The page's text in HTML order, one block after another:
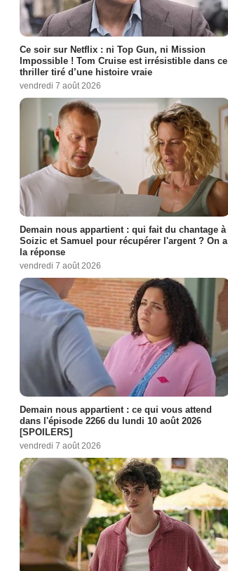
Ce soir sur Netflix : ni Top Gun, ni Mission
Impossible ! Tom Cruise est irrésistible dans ce
thriller tiré d’une histoire vraie
vendredi 7 août 2026
Demain nous appartient : qui fait du chantage à
Soizic et Samuel pour récupérer l'argent ? On a
la réponse
vendredi 7 août 2026
Demain nous appartient : ce qui vous attend
dans l'épisode 2266 du lundi 10 août 2026
[SPOILERS]
vendredi 7 août 2026